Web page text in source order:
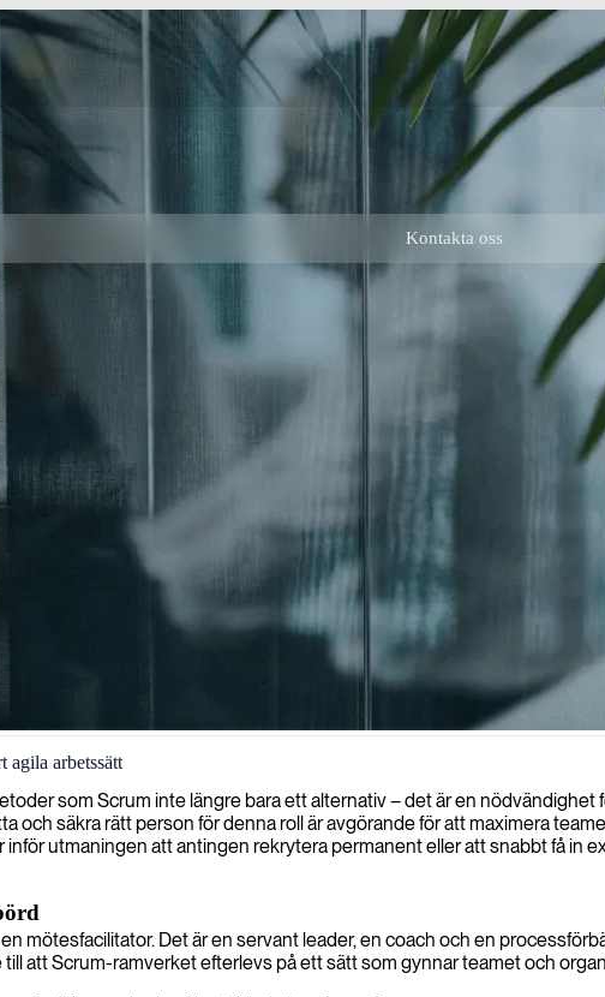
Kontakta oss
ditt agila teams prestanda, vilket säkerställer effektiv och iterativ
agila arbetssätt
som Scrum inte längre bara ett alternativ – det är en
och säkra rätt person för denna roll är avgörande för att maximera
utmaningen att antingen rekrytera permanent eller att snabbt få in
mötesfacilitator. Det är en servant leader, en coach och en
att Scrum-ramverket efterlevs på ett sätt som gynnar teamet och